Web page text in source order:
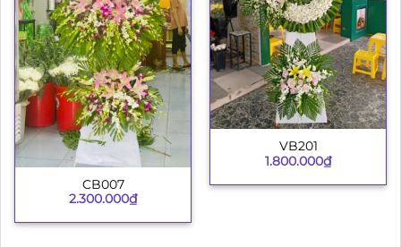
CB007
2.300.000₫
VB201
1.800.000₫